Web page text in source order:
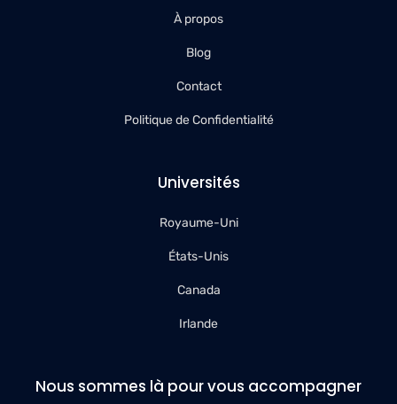
À propos
Blog
Contact
Politique de Confidentialité
Universités
Royaume-Uni
États-Unis
Canada
Irlande
Nous sommes là pour vous accompagner